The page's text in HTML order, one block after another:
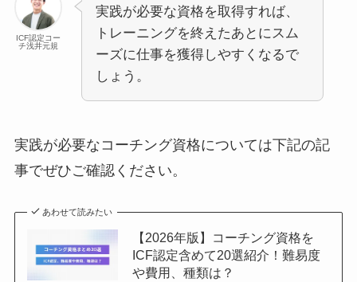
ICF認定コー
チ浅井元規
実践が必要な資格を取得すれば、
トレーニングを終えたあとにスム
ーズに仕事を獲得しやすくなるで
しょう。
実践が必要なコーチング資格については下記の記
事でぜひご確認ください。
あわせて読みたい
【2026年版】コーチング資格を
ICF認定含めて20選紹介！難易度
や費用、種類は？